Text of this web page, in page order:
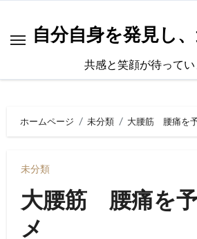
自分自身を発見し
共感と笑顔が待ってい
ホームページ 未分類 大腰筋 腰痛を
未分類
大腰筋 腰痛を
メ